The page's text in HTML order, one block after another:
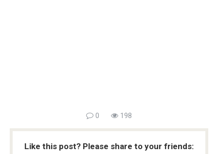
0 198
Like this post? Please share to your friends: